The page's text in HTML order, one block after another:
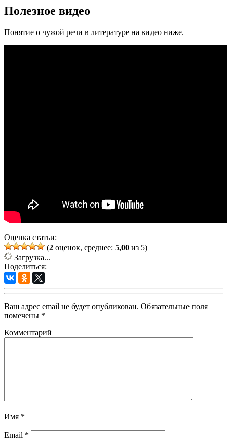
Полезное видео
Понятие о чужой речи в литературе на видео ниже.
Оценка статьи:
(2 оценок, среднее: 5,00 из 5)
Загрузка...
Поделиться:
Ваш адрес email не будет опубликован. Обязательные поля
помечены *
Комментарий
Имя *
Email *